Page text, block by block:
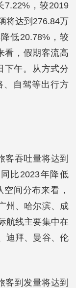
7.22%，较2019
将达到276.84万
低20.78%，较
看，假期客流高
下午。从方式分
、自驾等出行方
客吞吐量将达到
比2023年降低
间分布来看，
州、哈尔滨、成
航线主要集中在
迪拜、曼谷、伦
客到发量将达到